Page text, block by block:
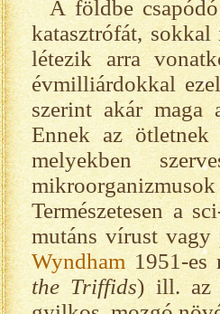
A földbe
katasztrófát,
létezik arra
évmilliárdokkal
szerint akár maga
Ennek az
melyekben
Természetesen a
mutáns vírust
Wyndham 1951-es
the Triffids) ill. az